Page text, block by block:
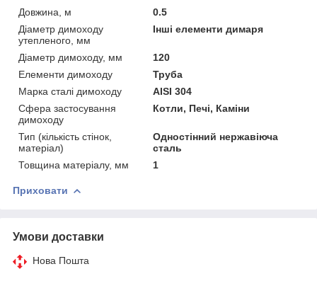
Довжина, м
0.5
Діаметр димоходу
утепленого, мм
Інші елементи димаря
Діаметр димоходу, мм
120
Елементи димоходу
Труба
Марка сталі димоходу
AISI 304
Сфера застосування
димоходу
Котли, Печі, Каміни
Тип (кількість стінок,
матеріал)
Одностінний нержавіюча
сталь
Товщина матеріалу, мм
1
Приховати
Умови доставки
Нова Пошта